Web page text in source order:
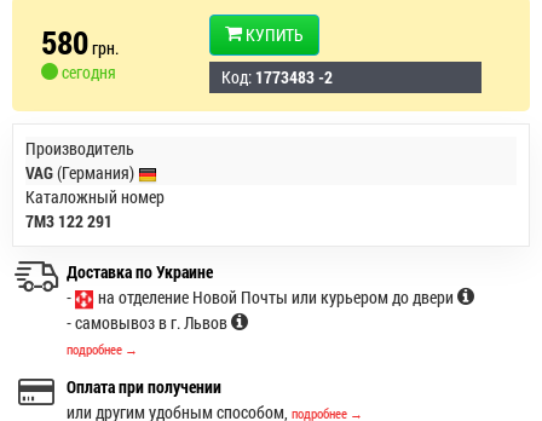
580грн.
сегодня
КУПИТЬ
Код: 1773483 -2
Производитель
VAG(Германия)
Каталожный номер
7M3 122 291
Доставка по Украине
-
на отделение Новой Почты или курьером до двери
- самовывоз в г. Львов
подробнее →
Оплата при получении
или другим удобным способом, подробнее →